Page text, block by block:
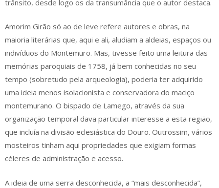
trânsito, desde logo os da transumância que o autor destaca.
Amorim Girão só ao de leve refere autores e obras, na
maioria literárias que, aqui e ali, aludiam a aldeias, espaços ou
indivíduos do Montemuro. Mas, tivesse feito uma leitura das
memórias paroquiais de 1758, já bem conhecidas no seu
tempo (sobretudo pela arqueologia), poderia ter adquirido
uma ideia menos isolacionista e conservadora do maciço
montemurano. O bispado de Lamego, através da sua
organização temporal dava particular interesse a esta região,
que incluía na divisão eclesiástica do Douro. Outrossim, vários
mosteiros tinham aqui propriedades que exigiam formas
céleres de administração e acesso.
A ideia de uma serra desconhecida, a “mais desconhecida”,